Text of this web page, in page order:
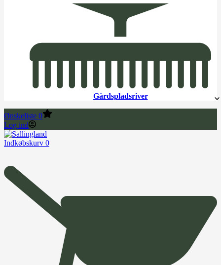
Gårdspladsriver
Ønskeliste 0
Log ind
Indkøbskurv 0